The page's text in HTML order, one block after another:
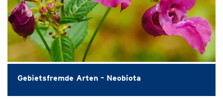
Gebietsfremde Arten – Neobiota